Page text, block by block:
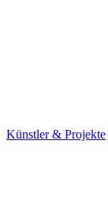
Künstler & Projekte